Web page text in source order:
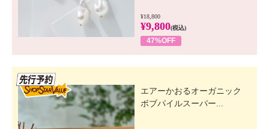
¥18,800
¥9,800(税込)
47%OFF
エアーかおるオーガニック
ボブパイルスーパー...